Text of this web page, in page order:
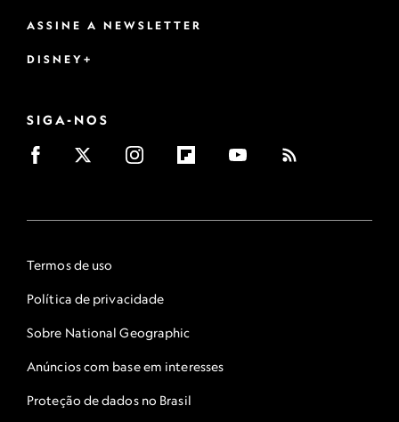
ASSINE A NEWSLETTER
DISNEY+
SIGA-NOS
Termos de uso
Política de privacidade
Sobre National Geographic
Anúncios com base em interesses
Proteção de dados no Brasil